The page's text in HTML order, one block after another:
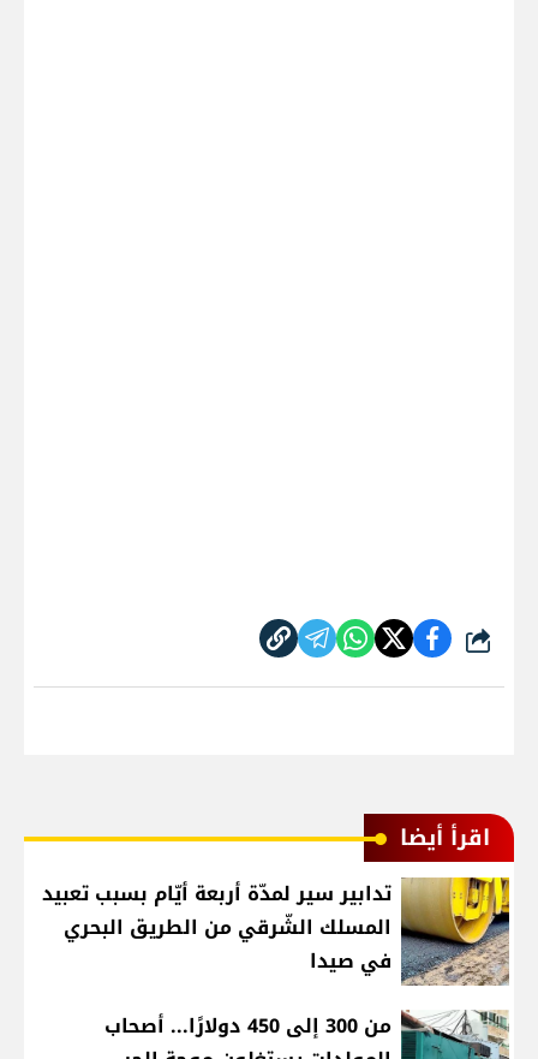
شارك
اقرأ أيضا
تدابير سير لمدّة أربعة أيّام بسبب تعبيد
المسلك الشّرقي من الطريق البحري
في صيدا
من 300 إلى 450 دولارًا... أصحاب